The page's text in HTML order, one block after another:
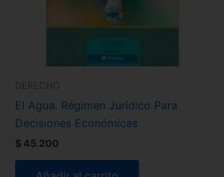
DERECHO
El Agua. Régimen Jurídico Para
Decisiones Económicas
$ 45.200